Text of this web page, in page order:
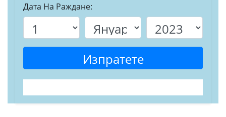
Дата На Раждане:
Изпратете